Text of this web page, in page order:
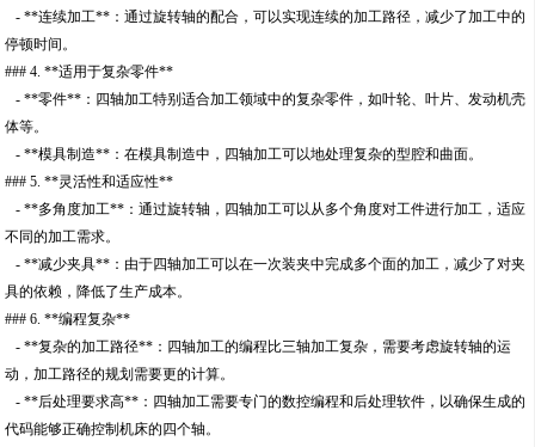
- **连续加工**：通过旋转轴的配合，可以实现连续的加工路径，减少了加工中的
停顿时间。
### 4. **适用于复杂零件**
- **零件**：四轴加工特别适合加工领域中的复杂零件，如叶轮、叶片、发动机壳
体等。
- **模具制造**：在模具制造中，四轴加工可以地处理复杂的型腔和曲面。
### 5. **灵活性和适应性**
- **多角度加工**：通过旋转轴，四轴加工可以从多个角度对工件进行加工，适应
不同的加工需求。
- **减少夹具**：由于四轴加工可以在一次装夹中完成多个面的加工，减少了对夹
具的依赖，降低了生产成本。
### 6. **编程复杂**
- **复杂的加工路径**：四轴加工的编程比三轴加工复杂，需要考虑旋转轴的运
动，加工路径的规划需要更的计算。
- **后处理要求高**：四轴加工需要专门的数控编程和后处理软件，以确保生成的
代码能够正确控制机床的四个轴。